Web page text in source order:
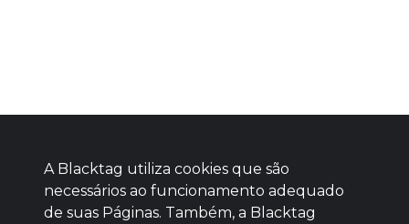
A Blacktag utiliza cookies que são
necessários ao funcionamento adequado
de suas Páginas. Também, a Blacktag